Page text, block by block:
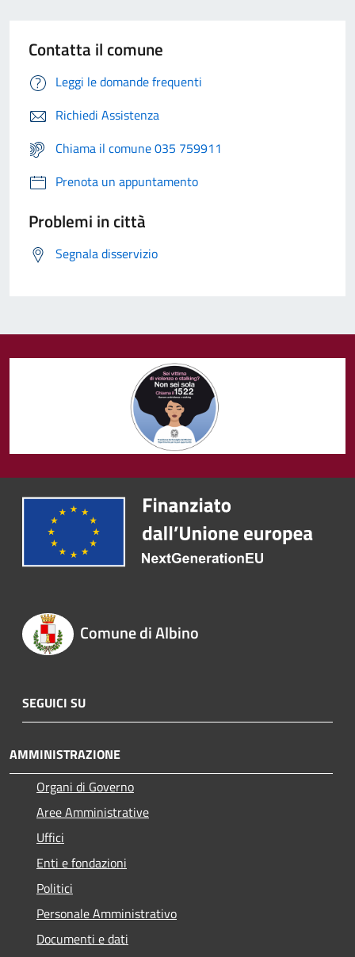
Contatta il comune
Leggi le domande frequenti
Richiedi Assistenza
Chiama il comune 035 759911
Prenota un appuntamento
Problemi in città
Segnala disservizio
Comune di Albino
SEGUICI SU
AMMINISTRAZIONE
Organi di Governo
Aree Amministrative
Uffici
Enti e fondazioni
Politici
Personale Amministrativo
Documenti e dati